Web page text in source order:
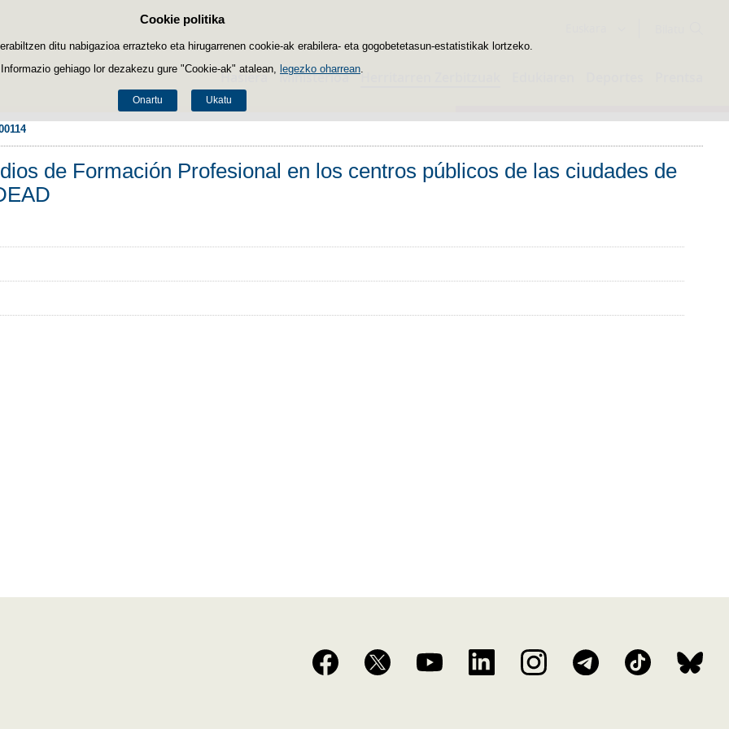
Cookie politika
ditu nabigazioa errazteko eta hirugarrenen cookie-ak erabilera- eta gogobetetasun-estatistikak lortzeko.
Informazio gehiago lor dezakezu gure "Cookie-ak" atalean, legezko oharrean
Onartu Ukatu
Edukira salto egin
Hasiera Ministerioa Herritarren Zerbitzuak
de Formación Profesional en los centros públicos de las ciudades de